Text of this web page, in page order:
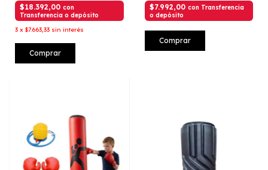
$18.392,00 con
Transferencia o depósito
3 x $7.663,33 sin interés
Comprar
$7.992,00 con Transferencia
o depósito
Comprar